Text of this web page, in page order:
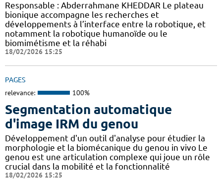
Responsable : Abderrahmane KHEDDAR Le plateau
bionique accompagne les recherches et
développements à l’interface entre la robotique, et
notamment la robotique humanoïde ou le
biomimétisme et la réhabi
18/02/2026 15:25
PAGES
relevance: 100%
Segmentation automatique
d'image IRM du genou
Développement d'un outil d'analyse pour étudier la
morphologie et la biomécanique du genou in vivo Le
genou est une articulation complexe qui joue un rôle
crucial dans la mobilité et la fonctionnalité
18/02/2026 15:25